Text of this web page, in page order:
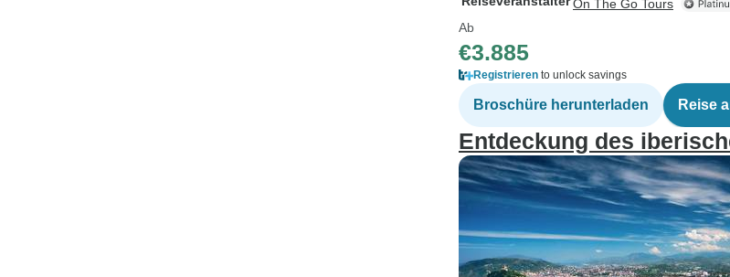
On The Go Tours
Ab
€3.885
Registrieren to unlock savings
Broschüre herunterladen Reise
Entdeckung des